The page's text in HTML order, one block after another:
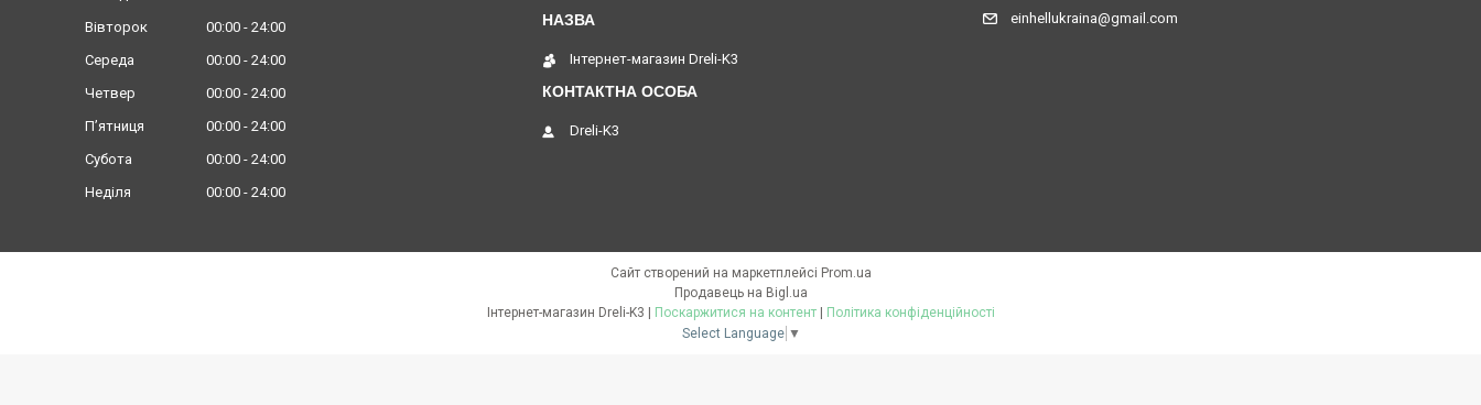
Вівторок
00:00
24:00
Середа
00:00
24:00
Четвер
00:00
24:00
Пʼятниця
00:00
24:00
Субота
00:00
24:00
Неділя
00:00 24:00
Інтернет-магазин Dreli-K3
Dreli-K3
einhellukraina@gmail.com
Сайт створений на маркетплейсі Prom.ua
Продавець на Bigl.ua
Інтернет-магазин Dreli-K3 | Поскаржитися на контент | Політика конфіденційності
Select Language ▼